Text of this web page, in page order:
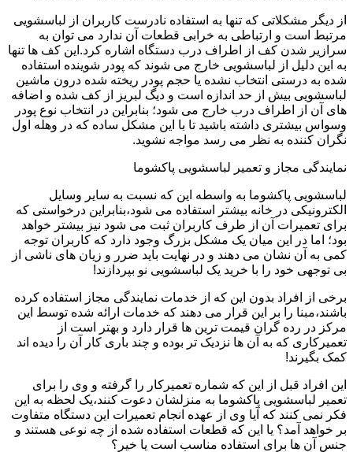
از دیگر مشکلاتی که تنها به استفاده نادرست کاربران از لباسشویی
مرتبط است و ارتباطی به خرابی قطعات آن ندارد می توان به
سرازیر شدن کف از اطراف درب دستگاه اشاره کرد.این کف ها تنها
به این دلیل از لباسشویی خارج می شوند که پودر شوینده استفاده
شده به درستی انتخاب نشده یا حجم پودر ریخته شده درون ماشین
لباسشویی بیش از حد اندازه است و دیگ لبریز از کف شده و اضافه
های آن از اطراف درب خارج می شود؛ بنابراین در انتخاب نوع پودر
وسواس بیشتری داشته باشید تا با این مشکل ساده که در وهله اول
نگران کننده به نظر می رسد مواجه نشوید.
نمایندگی مجاز و تعمیر لباسشویی پاکشوما
لباسشویی پاکشوما به واسطه این که نسبت به سایر وسایل
الکترونیکی در خانه بیشتر استفاده می شود،بنابراین درخواستی که
برای تعمیرات آن از طرف کاربران ثبت می شود نیز بیشتر خواهد
بود؛ اما در این میان یک مشکل بزرگ وجود دارد که کاربران توجه
کمی به آن نشان می دهند و در نهایت باید ضرر و زیان های ناشی از
بی توجهی خود را با خرید یک لباسشویی نو بپردازند!
برخی از افراد بدون این که از خدمات نمایندگی مجاز استفاده کرده
باشند،مبنا را بر این قرار می دهند که خدمات ارائه شده توسط این
مرکز در رده گران قیمت ترین ها قرار دارد و بهتر است از
تعمیرکاری که به آن ها نزدیک تر بوده و چند باری کار آن را دیده اند
کمک بگیرند!
این افراد قبل از این که شماره تعمیرکار را گرفته و وی را برای
تعمیر لباسشویی پاکشوما به منزلشان دعوت کنند،یک لحظه به این
فکر نمی کنند که آیا وی از عهده انجام تعمیرات این دستگاه متفاوت
بر خواهد آمد؟ یا این که قطعات استفاده شده از چه نوعی هستند و
جنس آن ها برای استفاده مناسب است یا خیر؟